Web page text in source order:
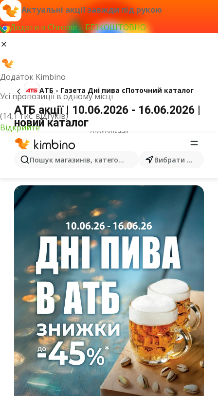
Актуальні акції завжди під рукою
Додати в Chrome – БЕЗКОШТОВНО
Додаток Kimbino
Усі пропозиції в одному місці
(14,1 тис. відгуків)
Відкрийте
Пошук магазинів, категорій, товарів... Вибрати місто
АТБ - Газета Дні пива cПоточний каталог
АТБ акції | 10.06.2026 - 16.06.2026 |
новий каталог
ОГОЛОШЕННЯ